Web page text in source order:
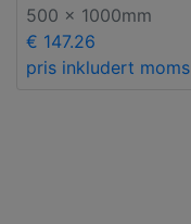
500 x 1000mm
€ 147.26
pris inkludert moms